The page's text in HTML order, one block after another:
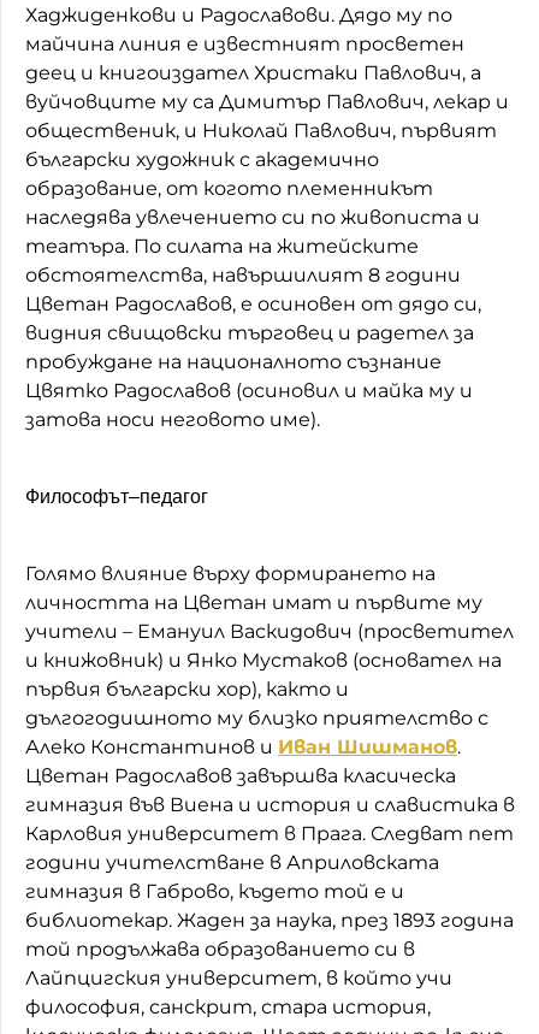
Хаджиденкови и Радославови. Дядо му по
майчина линия е известният просветен
деец и книгоиздател Христаки Павлович, а
вуйчовците му са Димитър Павлович, лекар и
общественик, и Николай Павлович, първият
български художник с академично
образование, от когото племенникът
наследява увлечението си по живописта и
театъра. По силата на житейските
обстоятелства, навършилият 8 години
Цветан Радославов, е осиновен от дядо си,
видния свищовски търговец и радетел за
пробуждане на националното съзнание
Цвятко Радославов (осиновил и майка му и
затова носи неговото име).
Философът–педагог
Голямо влияние върху формирането на
личността на Цветан имат и първите му
учители – Емануил Васкидович (просветител
и книжовник) и Янко Мустаков (основател на
първия български хор), както и
дългогодишното му близко приятелство с
Алеко Константинов и Иван Шишманов.
Цветан Радославов завършва класическа
гимназия във Виена и история и славистика в
Карловия университет в Прага. Следват пет
години учителстване в Априловската
гимназия в Габрово, където той е и
библиотекар. Жаден за наука, през 1893 година
той продължава образованието си в
Лайпцигския университет, в който учи
философия, санскрит, стара история,